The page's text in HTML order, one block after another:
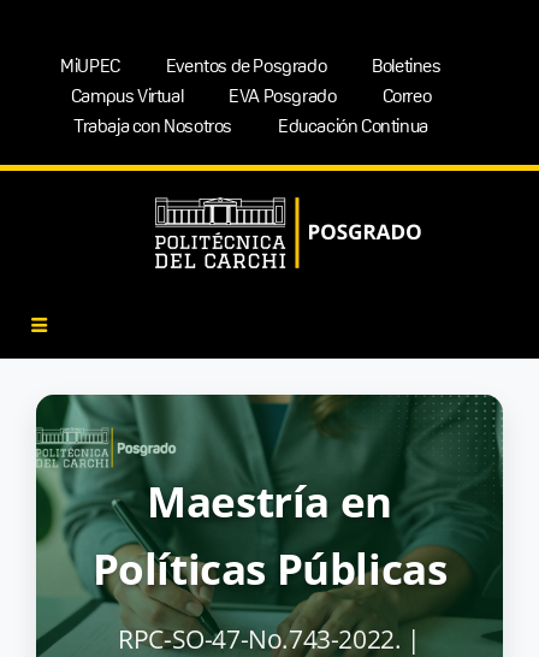
MiUPEC Eventos de Posgrado
Boletines
Campus Virtual
EVA Posgrado
Correo
Trabaja con Nosotros
Educación Continua
Maestría en
Políticas Públicas
RPC-SO-47-No.743-2022. |